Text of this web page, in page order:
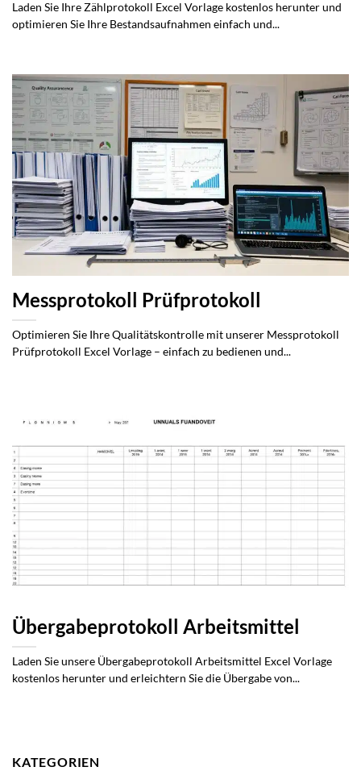
Laden Sie Ihre Zählprotokoll Excel Vorlage kostenlos herunter und
optimieren Sie Ihre Bestandsaufnahmen einfach und...
Messprotokoll Prüfprotokoll
Optimieren Sie Ihre Qualitätskontrolle mit unserer Messprotokoll
Prüfprotokoll Excel Vorlage – einfach zu bedienen und...
Übergabeprotokoll Arbeitsmittel
Laden Sie unsere Übergabeprotokoll Arbeitsmittel Excel Vorlage
kostenlos herunter und erleichtern Sie die Übergabe von...
KATEGORIEN